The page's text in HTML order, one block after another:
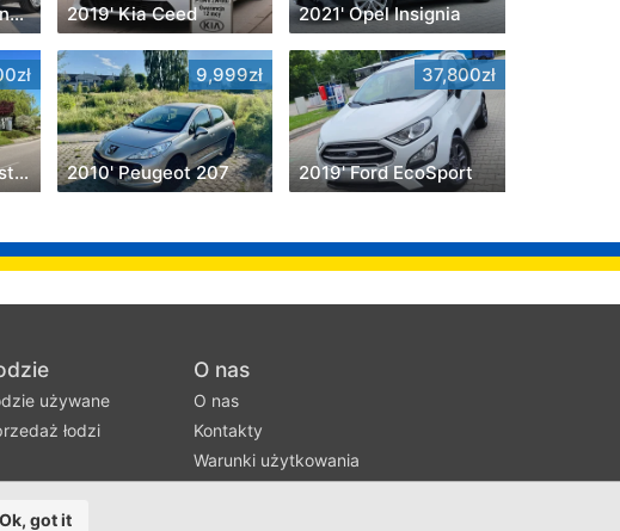
2018' Opel Grandland X 2019' Kia Ceed 2021' Opel Insignia
2002' Porsche Boxster
9,999zł
2010' Peugeot 207
37,800zł
2019' Ford EcoSport
używane
łodzi
O nas
O nas
Kontakty
Warunki użytkowania
Ok, got it